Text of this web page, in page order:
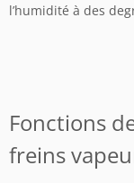
l’humidité à des
Fonctions
freins